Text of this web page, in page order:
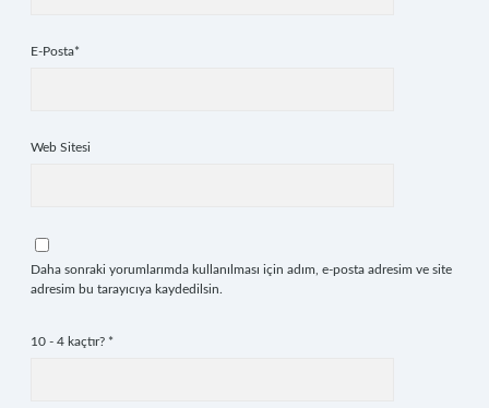
E-Posta*
Web Sitesi
Daha sonraki yorumlarımda kullanılması için adım, e-posta adresim ve site
adresim bu tarayıcıya kaydedilsin.
10 - 4 kaçtır? *